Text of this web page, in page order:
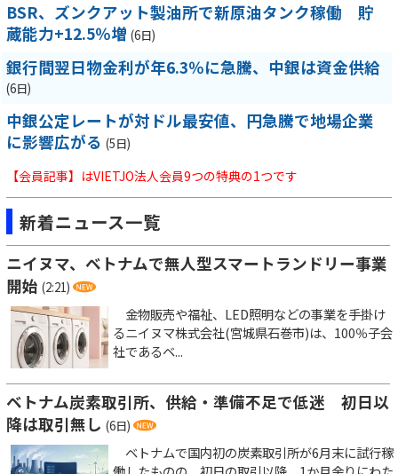
BSR、ズンクアット製油所で新原油タンク稼働 貯
蔵能力+12.5％増 (6日)
銀行間翌日物金利が年6.3％に急騰、中銀は資金供給
(6日)
中銀公定レートが対ドル最安値、円急騰で地場企業
に影響広がる (5日)
【会員記事】はVIETJO法人会員9つの特典の1つです
新着ニュース一覧
ニイヌマ、ベトナムで無人型スマートランドリー事業
開始 (2:21)
金物販売や福祉、LED照明などの事業を手掛け
るニイヌマ株式会社(宮城県石巻市)は、100％子会
社であるベ...
ベトナム炭素取引所、供給・準備不足で低迷 初日以
降は取引無し (6日)
ベトナムで国内初の炭素取引所が6月末に試行稼